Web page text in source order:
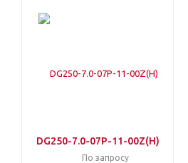
DG250-7.0-07P-11-00Z(H)
По запросу